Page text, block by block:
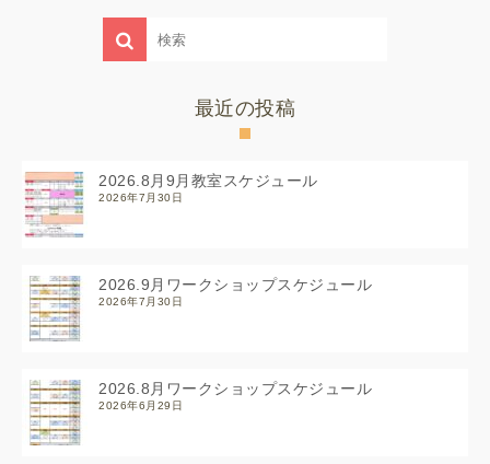
最近の投稿
2026.8月9月教室スケジュール
2026年7月30日
2026.9月ワークショップスケジュール
2026年7月30日
2026.8月ワークショップスケジュール
2026年6月29日